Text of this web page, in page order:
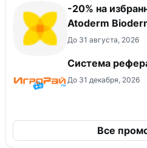
-20% на
Atoderm
До 31 августа, 2026
Система
До 31 декабря, 2026
Все